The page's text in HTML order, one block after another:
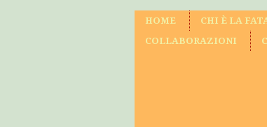
HOME CHI È LA
COLLABORAZIONI